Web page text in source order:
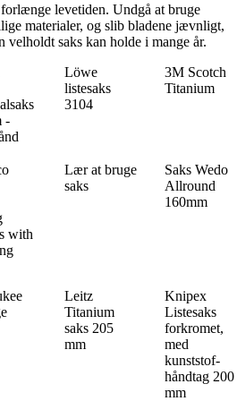
levetiden. Undgå at bruge
materialer, og slib bladene jævnligt,
velholdt saks kan holde i mange år.
-
Löwe
listesaks
3104
3M Scotch
Titanium
with
Lær at bruge
saks
Saks Wedo
Allround
160mm
Leitz
Titanium
saks 205
mm
Knipex
Listesaks
forkromet,
med
kunststof-
håndtag 200
mm